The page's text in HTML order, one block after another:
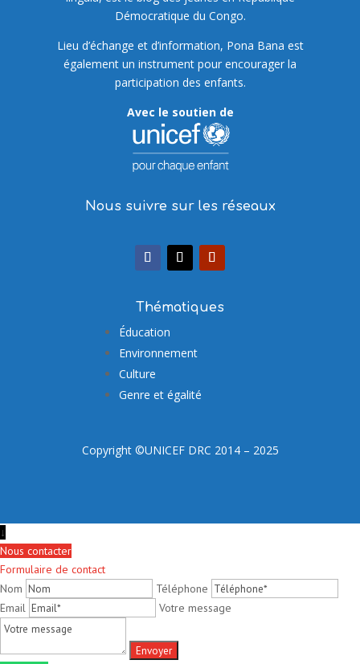
Démocratique du Congo.
Lieu d’échange et d’information, Pona Bana est
également un instrument pour encourager la
participation des enfants.
Avec le soutien de
Nous suivre sur les réseaux
Thématiques
Éducation
Environnement
Culture
Genre et égalité
Copyright ©UNICEF DRC 2014 – 2025
↓
Nous contacter
Formulaire de contact
Nom
Téléphone
Email
Votre message